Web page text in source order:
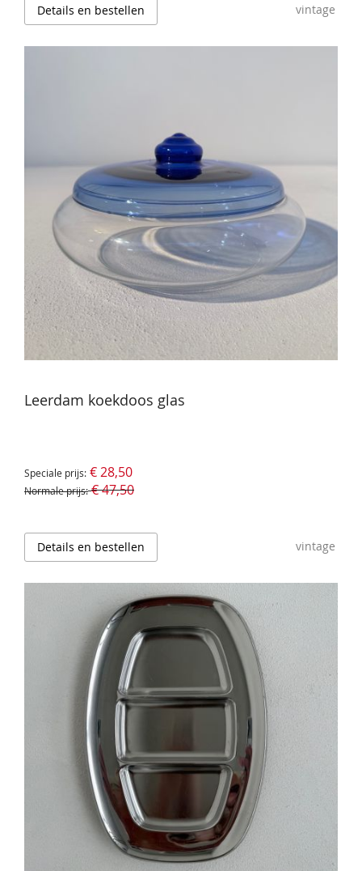
Details en bestellen vintage
Leerdam koekdoos glas
Speciale prijs € 28,50
Normale prijs € 47,50
Details en bestellen vintage